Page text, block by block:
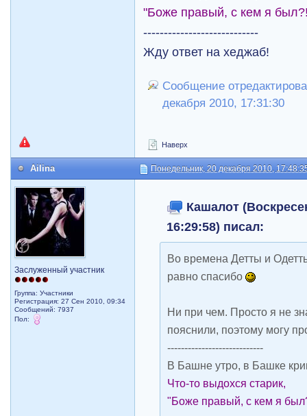
"Боже правый, с кем я
----------------------------
Жду ответ на хеджаб!
Сообщение
декабря 2010, 17:31:30
Наверх
Ailina Понедельник, 20 декабря 2010,
Заслуженный участник
Группа: Участники
Регистрация: 27 Сен 2010, 09:34
Сообщений: 7937
Пол:
Кашалот
16:29:58) писал:
Во времена Детты и
равно спасибо
Ни при чем. Просто я не
пояснили, поэтому могу
----------------------------
В Башне утро, в Башке
Что-то выдохся старик,
"Боже правый, с кем я